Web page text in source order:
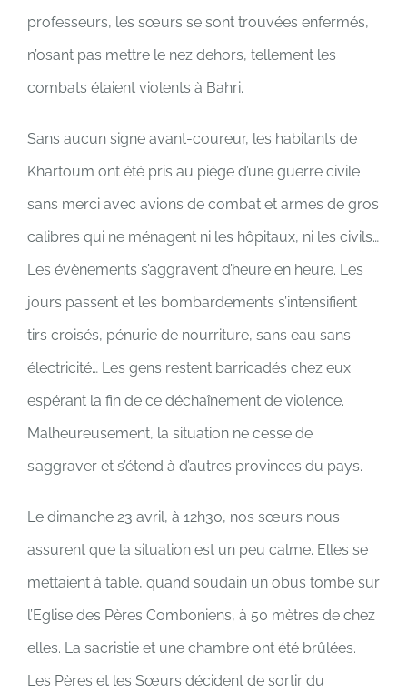
professeurs, les sœurs se sont trouvées enfermés,
n’osant pas mettre le nez dehors, tellement les
combats étaient violents à Bahri.
Sans aucun signe avant-coureur, les habitants de
Khartoum ont été pris au piège d’une guerre civile
sans merci avec avions de combat et armes de gros
calibres qui ne ménagent ni les hôpitaux, ni les civils…
Les évènements s’aggravent d’heure en heure. Les
jours passent et les bombardements s’intensifient :
tirs croisés, pénurie de nourriture, sans eau sans
électricité… Les gens restent barricadés chez eux
espérant la fin de ce déchaînement de violence.
Malheureusement, la situation ne cesse de
s’aggraver et s’étend à d’autres provinces du pays.
Le dimanche 23 avril, à 12h30, nos sœurs nous
assurent que la situation est un peu calme. Elles se
mettaient à table, quand soudain un obus tombe sur
l’Eglise des Pères Comboniens, à 50 mètres de chez
elles. La sacristie et une chambre ont été brûlées.
Les Pères et les Sœurs décident de sortir du